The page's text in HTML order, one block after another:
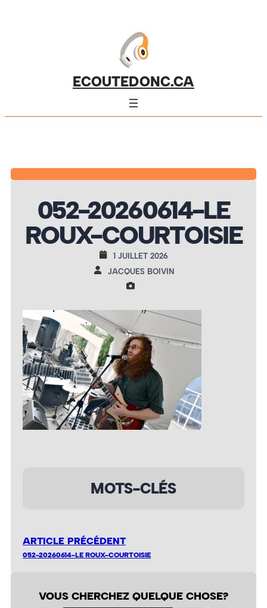
ECOUTEDONC.CA
052-20260614-LE
ROUX-COURTOISIE
1 JUILLET 2026
JACQUES BOIVIN
MOTS-CLÉS
ARTICLE PRÉCÉDENT
052-20260614-LE ROUX-COURTOISIE
VOUS CHERCHEZ QUELQUE CHOSE?